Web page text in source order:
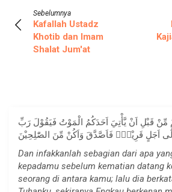
Sebelumnya
Kafallah Ustadz
Khotib dan Imam
Shalat Jum'at
مِّنْ قَبْلِ اَنْ يَّأْتِيَ اَحَدَكُمُ الْمَوْتُ فَيَقُوْلَ رَبِّ
اِلٰٓى اَجَلٍ قَرِيْبٍۚ فَاَصَّدَّقَ وَاَكُنْ مِّنَ الصّٰلِحِيْنَ
Dan infakkanlah sebagian dari apa
kepadamu sebelum kematian datang
seorang di antara kamu; lalu dia